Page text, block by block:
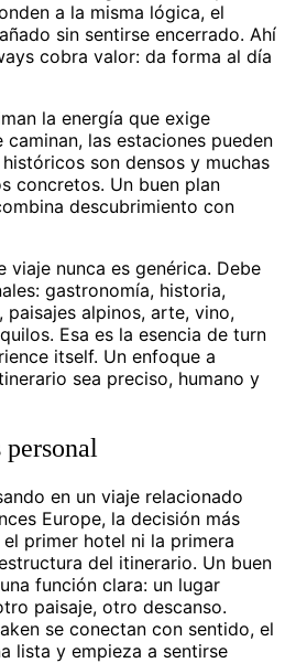
a la misma lógica, el
sin sentirse encerrado. Ahí
cobra valor: da forma al día
la energía que exige
caminan, las estaciones pueden
son densos y muchas
concretos. Un buen plan
descubrimiento con
viaje nunca es genérica. Debe
gastronomía, historia,
paisajes alpinos, arte, vino,
Esa es la esencia de turn
itself. Un enfoque a
sea preciso, humano y
en un viaje relacionado
Europe, la decisión más
primer hotel ni la primera
del itinerario. Un buen
función clara: un lugar
paisaje, otro descanso.
se conectan con sentido, el
lista y empieza a sentirse